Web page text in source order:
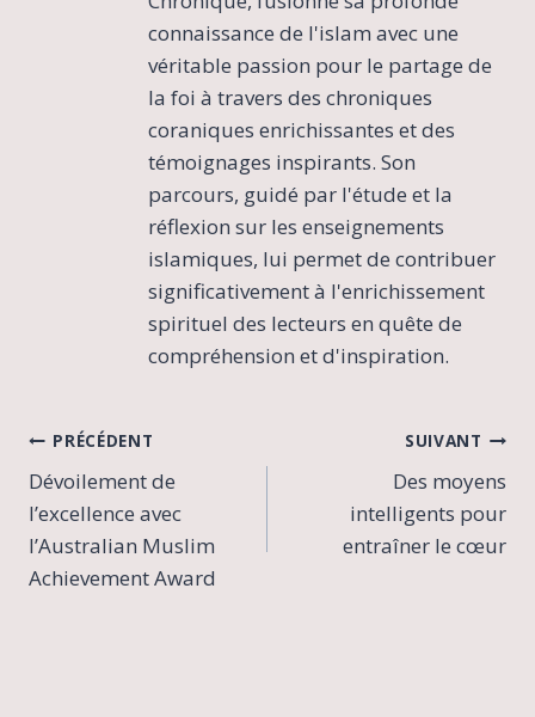
connaissance de l'islam avec une
véritable passion pour le partage de
la foi à travers des chroniques
coraniques enrichissantes et des
témoignages inspirants. Son
parcours, guidé par l'étude et la
réflexion sur les enseignements
islamiques, lui permet de contribuer
significativement à l'enrichissement
spirituel des lecteurs en quête de
compréhension et d'inspiration.
Navigation
de
l’article
PRÉCÉDENT
Dévoilement de
l’excellence avec
l’Australian Muslim
Achievement Award
SUIVANT
Des moyens
intelligents pour
entraîner le cœur